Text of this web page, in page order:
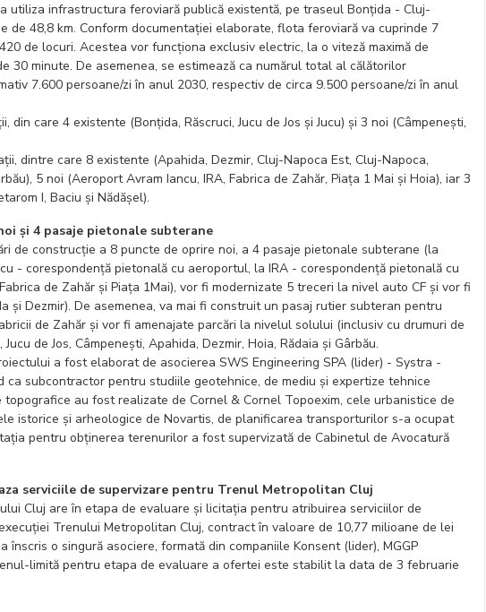
utiliza infrastructura feroviară publică existentă, pe traseul Bonțida - Cluj-
de 48,8 km. Conform documentației elaborate, flota feroviară va cuprinde 7
de locuri. Acestea vor funcționa exclusiv electric, la o viteză maximă de
30 minute. De asemenea, se estimează ca numărul total al călătorilor
7.600 persoane/zi în anul 2030, respectiv de circa 9.500 persoane/zi în anul
din care 4 existente (Bonțida, Răscruci, Jucu de Jos și Jucu) și 3 noi (Câmpenești,
dintre care 8 existente (Apahida, Dezmir, Cluj-Napoca Est, Cluj-Napoca,
5 noi (Aeroport Avram Iancu, IRA, Fabrica de Zahăr, Piața 1 Mai și Hoia), iar 3
I, Baciu și Nădășel).
și 4 pasaje pietonale subterane
de construcție a 8 puncte de oprire noi, a 4 pasaje pietonale subterane (la
- corespondență pietonală cu aeroportul, la IRA - corespondență pietonală cu
de Zahăr și Piața 1Mai), vor fi modernizate 5 treceri la nivel auto CF și vor fi
și Dezmir). De asemenea, va mai fi construit un pasaj rutier subteran pentru
de Zahăr și vor fi amenajate parcări la nivelul solului (inclusiv cu drumuri de
de Jos, Câmpenești, Apahida, Dezmir, Hoia, Rădaia și Gârbău.
a fost elaborat de asocierea SWS Engineering SPA (lider) - Systra -
ca subcontractor pentru studiile geotehnice, de mediu și expertize tehnice
topografice au fost realizate de Cornel & Cornel Topoexim, cele urbanistice de
istorice și arheologice de Novartis, de planificarea transporturilor s-a ocupat
pentru obținerea terenurilor a fost supervizată de Cabinetul de Avocatură
serviciile de supervizare pentru Trenul Metropolitan Cluj
Cluj are în etapa de evaluare și licitația pentru atribuirea serviciilor de
Trenului Metropolitan Cluj, contract în valoare de 10,77 milioane de lei
înscris o singură asociere, formată din companiile Konsent (lider), MGGP
limită pentru etapa de evaluare a ofertei este stabilit la data de 3 februarie